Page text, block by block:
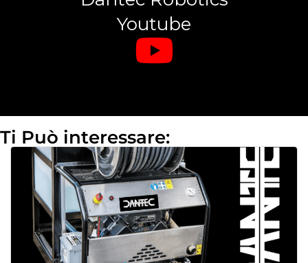
Youtube
Ti Può interessare: